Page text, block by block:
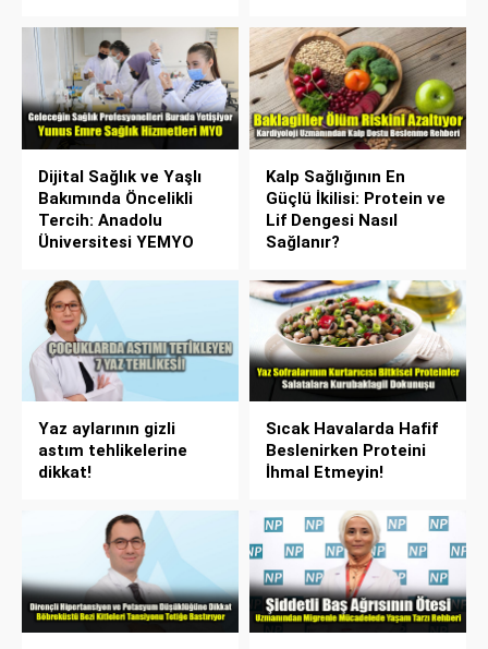
Dijital Sağlık ve Yaşlı
Bakımında Öncelikli
Tercih: Anadolu
Üniversitesi YEMYO
Kalp Sağlığının En
Güçlü İkilisi: Protein ve
Lif Dengesi Nasıl
Sağlanır?
Yaz aylarının gizli
astım tehlikelerine
dikkat!
Sıcak Havalarda Hafif
Beslenirken Proteini
İhmal Etmeyin!